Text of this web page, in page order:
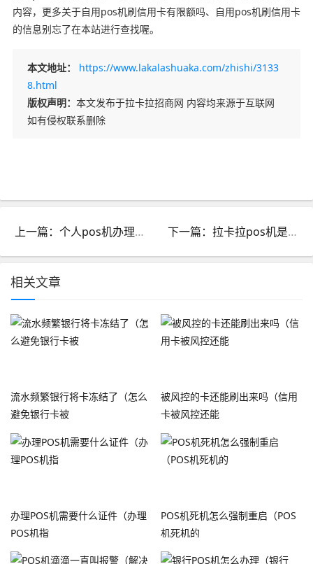
内容，更多关于自用pos机刷信用卡有限额吗、自用pos机刷信用卡
的信息别忘了在本站进行查找喔。
本文地址：
https://www.lakalashuaka.com/zhishi/3133
8.html
版权声明： 本文发布于拉卡拉招商网 内容均来源于互联网
如有侵权联系删除
上一篇：个人pos机办理平台网址_个人pos机办理平台网址是什么 下一篇：拉卡拉pos机是啥样的_拉卡拉pos机是什么样子的
相关文章
流水频繁银行将卡冻结了（怎么
避免银行卡被
被风控的卡还能刷出来吗（信用
卡被风控还能
办理POS机需要什么证件（办理
POS机指
POS机死机怎么强制重启（POS
机死机的